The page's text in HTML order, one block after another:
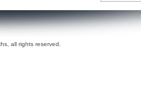
all rights reserved.